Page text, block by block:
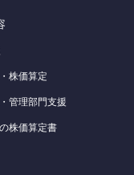
株価算定
管理部門支援
株価算定書